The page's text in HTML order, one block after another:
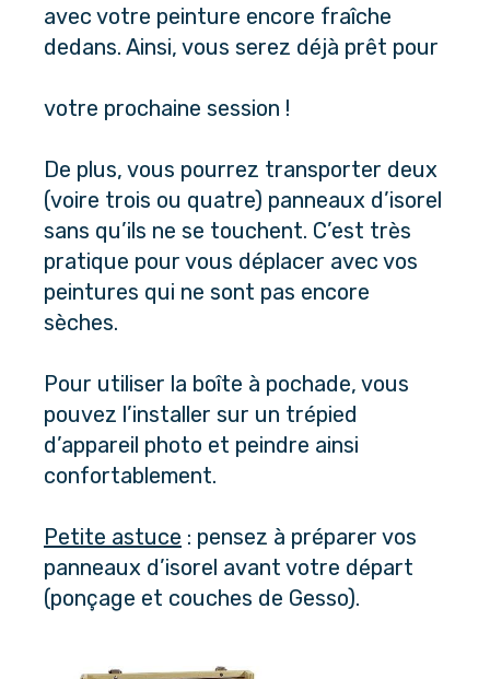
avec votre peinture encore fraîche
dedans. Ainsi, vous serez déjà prêt pour
votre prochaine session !
De plus, vous pourrez transporter deux
(voire trois ou quatre) panneaux d’isorel
sans qu’ils ne se touchent. C’est très
pratique pour vous déplacer avec vos
peintures qui ne sont pas encore
sèches.
Pour utiliser la boîte à pochade, vous
pouvez l’installer sur un trépied
d’appareil photo et peindre ainsi
confortablement.
Petite astuce : pensez à préparer vos
panneaux d’isorel avant votre départ
(ponçage et couches de Gesso).